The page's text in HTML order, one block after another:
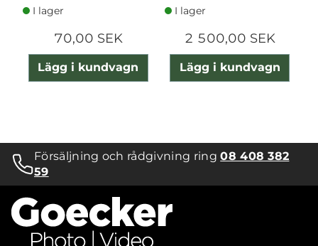
I lager
70,00 SEK
Lägg i kundvagn
I lager
2 500,00 SEK
Lägg i kundvagn
Försäljning och rådgivning ring08 408 382
59